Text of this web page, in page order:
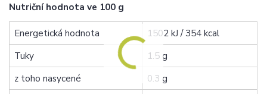
Nutriční hodnota ve 100 g
Energetická hodnota
1502 kJ / 354 kcal
Tuky
1.5 g
z toho nasycené
0.3 g